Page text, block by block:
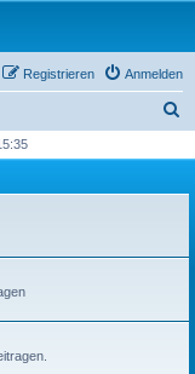
Anmelden
Registrieren
h